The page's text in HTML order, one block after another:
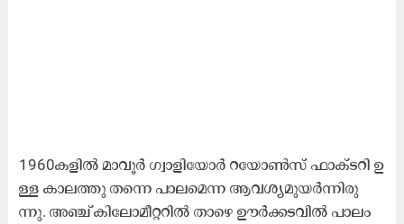
1960ക​ളി​ൽ മാ​വൂ​ർ ഗ്വാ​ളി​യോ​ർ റ​യോ​ൺ​സ് ഫാ​ക്ട​റി ഉ​
ള്ള കാ​ല​ത്തു ത​ന്നെ പാ​ല​മെ​ന്ന ആ​വ​ശ്യ​മു​യ​ർ​ന്നി​രു​
ന്നു. അ​ഞ്ച് കി​ലോ​മീ​റ്റ​റി​ൽ താ​ഴെ ഊ​ർ​ക്ക​ട​വി​ൽ പാ​ലം